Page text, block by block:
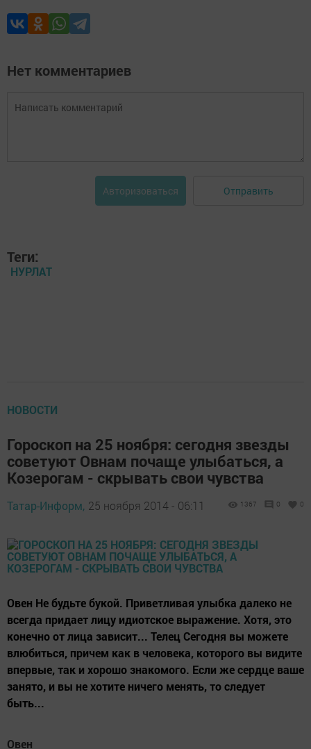
Нет комментариев
Авторизоваться Отправить
Теги:
НУРЛАТ
НОВОСТИ
Гороскоп на 25 ноября: сегодня звезды
советуют Овнам почаще улыбаться, а
Козерогам - скрывать свои чувства
Татар-Информ, 25 ноября 2014 - 06:11 1367 0 0
Овен Не будьте букой. Приветливая улыбка далеко не
всегда придает лицу идиотское выражение. Хотя, это
конечно от лица зависит... Телец Сегодня вы можете
влюбиться, причем как в человека, которого вы видите
впервые, так и хорошо знакомого. Если же сердце ваше
занято, и вы не хотите ничего менять, то следует
быть...
Овен